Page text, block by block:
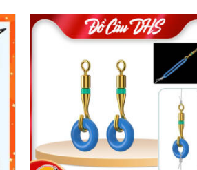
GIẢM GIÁ!